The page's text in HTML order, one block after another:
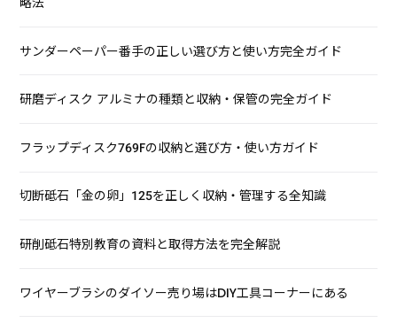
サンダーペーパー番手の正しい選び方と使い方完全ガイド
研磨ディスク アルミナの種類と収納・保管の完全ガイド
フラップディスク769Fの収納と選び方・使い方ガイド
切断砥石「金の卵」125を正しく収納・管理する全知識
研削砥石特別教育の資料と取得方法を完全解説
ワイヤーブラシのダイソー売り場はDIY工具コーナーにある